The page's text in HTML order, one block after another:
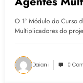
ECOSOL e
Vivências
O 1º Módulo do Curso
Multiplicadores do
Daiani 0